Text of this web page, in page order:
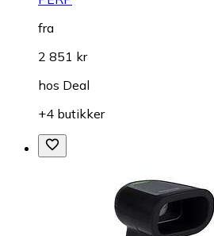
fra
2 851 kr
hos Deal
+4 butikker